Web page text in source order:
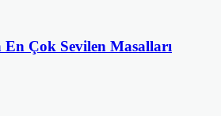
En Çok Sevilen Masalları